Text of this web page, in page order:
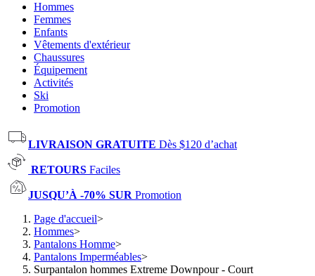
Hommes
Femmes
Enfants
Vêtements d'extérieur
Chaussures
Équipement
Activités
Ski
Promotion
LIVRAISON GRATUITE Dès $120 d’achat
RETOURS Faciles
JUSQU’À -70% SUR Promotion
Page d'accueil>
Hommes>
Pantalons Homme>
Pantalons Imperméables>
Surpantalon hommes Extreme Downpour - Court